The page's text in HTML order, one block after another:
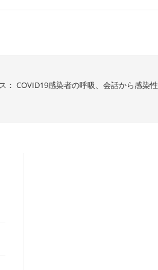
： COVID19感染者の呼吸、会話から感染